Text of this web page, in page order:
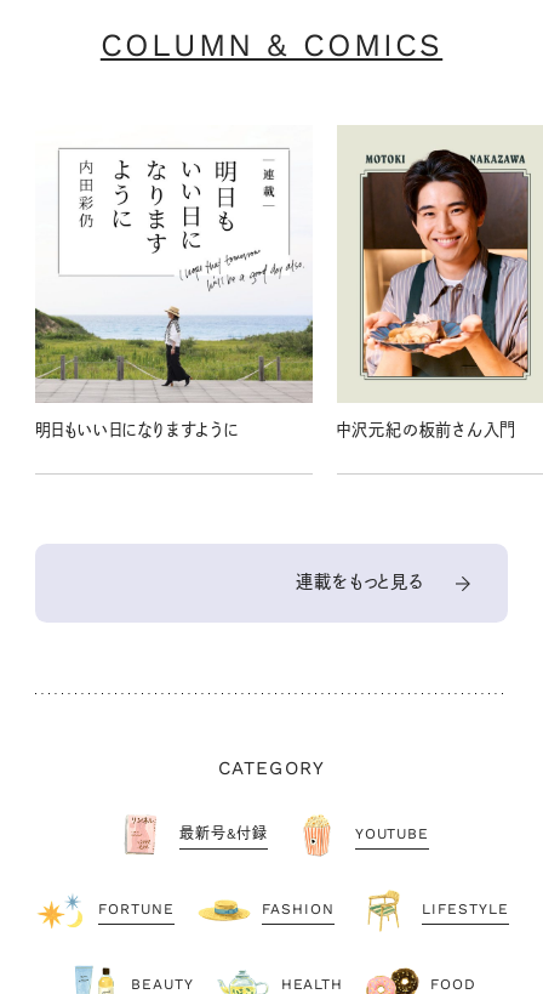
COLUMN & COMICS
明日もいい日になりますように 中沢元紀の板前さん入門
連載をもっと見る
CATEGORY
最新号&付録 YOUTUBE
FORTUNE FASHION LIFESTYLE
BEAUTY HEALTH FOOD